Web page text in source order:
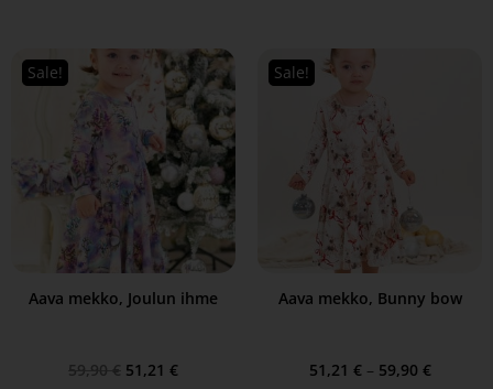
Sale!
Aava mekko, Joulun ihme
59,90 € 51,21 €
Sale!
Aava mekko, Bunny bow
51,21 € – 59,90 €